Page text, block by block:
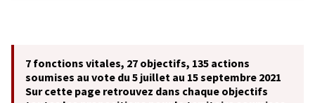
7 fonctions vitales, 27 objectifs, 135 actions
soumises au vote du 5 juillet au 15 septembre 2021
Sur cette page retrouvez dans chaque objectifs